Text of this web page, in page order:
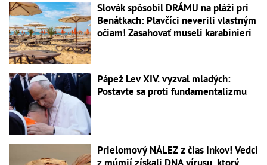
Slovák spôsobil DRÁMU na pláži pri
Benátkach: Plavčíci neverili vlastným
očiam! Zasahovať museli karabinieri
Pápež Lev XIV. vyzval mladých:
Postavte sa proti fundamentalizmu
Prielomový NÁLEZ z čias Inkov! Vedci